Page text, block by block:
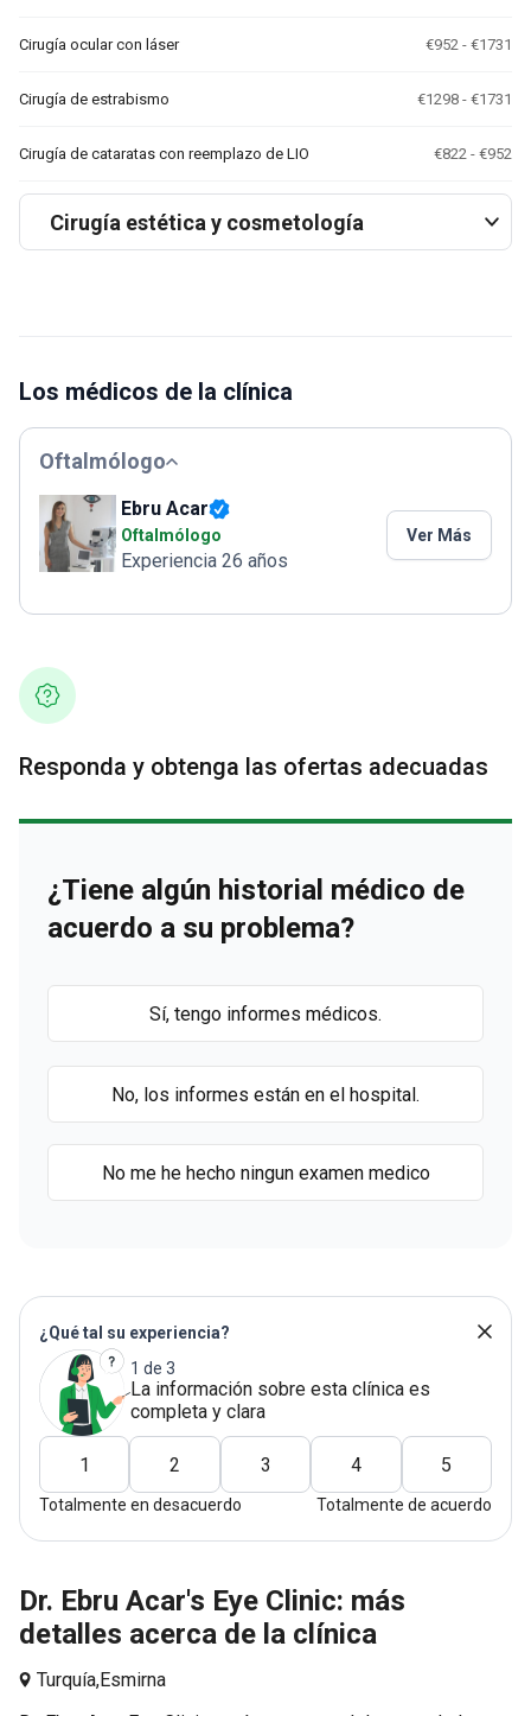
Cirugía ocular con láser €952 - €1731
Cirugía de estrabismo €1298 - €1731
Cirugía de cataratas con reemplazo de LIO €822 - €952
Cirugía estética y cosmetología
Los médicos de la clínica
Oftalmólogo
Ebru Acar
Oftalmólogo
Experiencia 26 años
Ver Más
Responda y obtenga las ofertas adecuadas
¿Tiene algún historial médico de
acuerdo a su problema?
Sí, tengo informes médicos.
No, los informes están en el hospital.
No me he hecho ningun examen medico
¿Qué tal su experiencia?
1 de 3
La información sobre esta clínica es
completa y clara
1 2 3 4 5
Totalmente en desacuerdo Totalmente de acuerdo
Dr. Ebru Acar's Eye Clinic: más
detalles acerca de la clínica
Turquía,Esmirna